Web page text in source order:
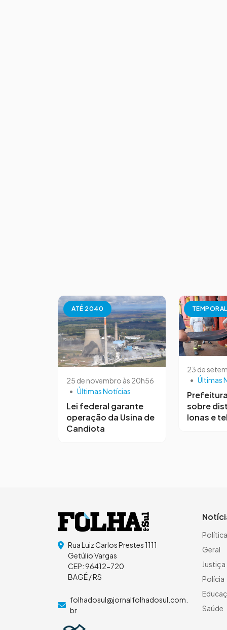
ATÉ 2040
25 de novembro às 20h56
• Últimas Notícias
Lei federal garante
operação da Usina de
Candiota
23 de
• Últimas
sobre
lonas e
Rua Luiz Carlos Prestes 1111
Getúlio Vargas
CEP: 96412-720
BAGÉ / RS
folhadosul@jornalfolhadosul.com.
br
Política
Geral
Justiça
Polícia
Saúde